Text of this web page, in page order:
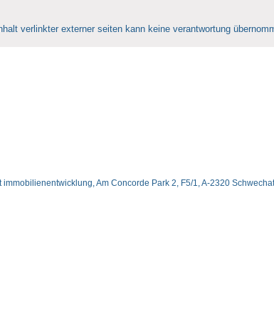
Am Concorde Park 2, F5/1, A-2320 Schwechat
verlinkter externer seiten kann keine verantwortung